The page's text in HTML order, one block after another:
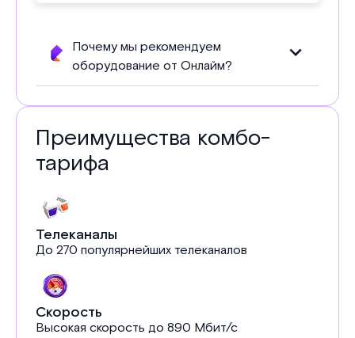
Почему мы рекомендуем
оборудование от Онлайм?
Преимущества комбо-
тарифа
Телеканалы
До 270 популярнейших телеканалов
Скорость
Высокая скорость до 890 Мбит/с